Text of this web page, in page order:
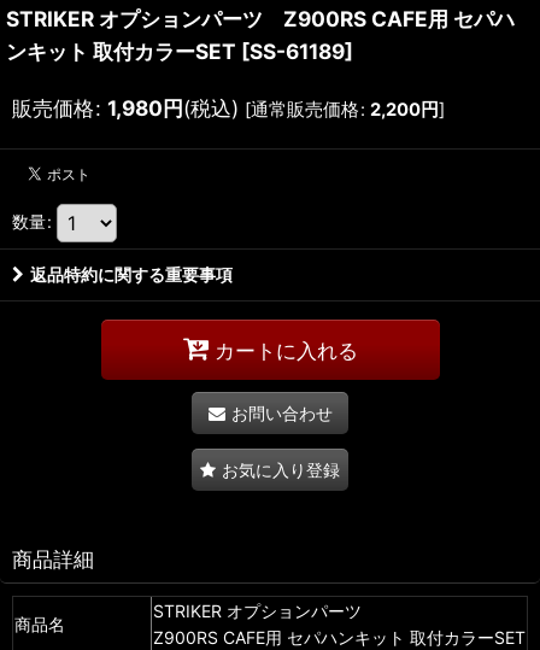
STRIKER オプションパーツ Z900RS CAFE用 セパハ
ンキット 取付カラーSET [SS-61189]
販売価格: 1,980円(税込) [通常販売価格: 2,200円]
数量:
返品特約に関する重要事項
カートに入れる
お問い合わせ
お気に入り登録
商品詳細
商品名
STRIKER オプションパーツ
Z900RS CAFE用 セパハンキット 取付カラーSET